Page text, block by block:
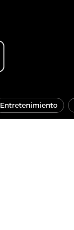
Entretenimiento